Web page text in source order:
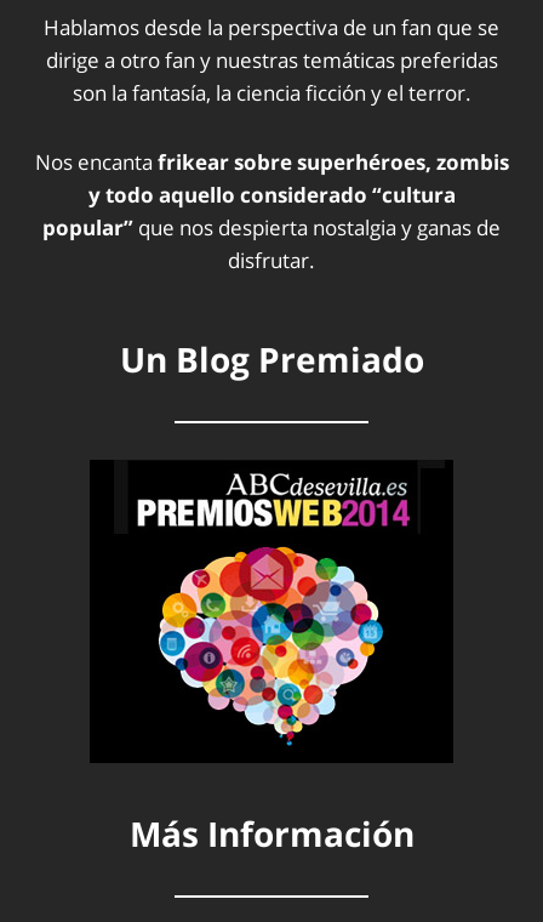
Hablamos desde la perspectiva de un fan que se
dirige a otro fan y nuestras temáticas preferidas
son la fantasía, la ciencia ficción y el terror.
Nos encanta frikear sobre superhéroes, zombis
y todo aquello considerado “cultura
popular” que nos despierta nostalgia y ganas de
disfrutar.
Un Blog Premiado
Más Información